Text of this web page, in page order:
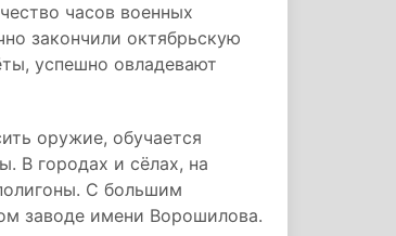
часов военных
закончили октябрьскую
успешно овладевают
оружие, обучается
В городах и сёлах, на
С большим
заводе имени Ворошилова.